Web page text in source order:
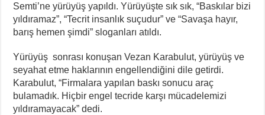
Semti’ne yürüyüş yapıldı. Yürüyüşte sık sık, “Baskılar bizi
yıldıramaz”, “Tecrit insanlık suçudur” ve “Savaşa hayır,
barış hemen şimdi” sloganları atıldı.
Yürüyüş sonrası konuşan Vezan Karabulut, yürüyüş ve
seyahat etme haklarının engellendiğini dile getirdi.
Karabulut, “Firmalara yapılan baskı sonucu araç
bulamadık. Hiçbir engel tecride karşı mücadelemizi
yıldıramayacak” dedi.